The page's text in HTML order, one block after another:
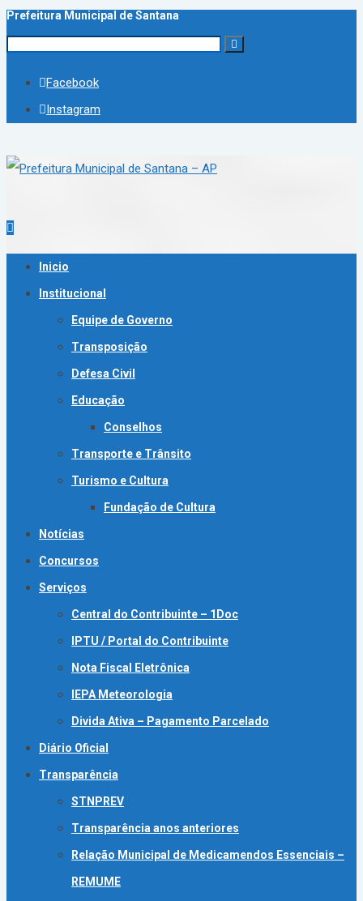
Prefeitura Municipal de Santana
Facebook
Instagram
Inicio
Institucional
Equipe de Governo
Transposição
Defesa Civil
Educação
Conselhos
Transporte e Trânsito
Turismo e Cultura
Fundação de Cultura
Notícias
Concursos
Serviços
Central do Contribuinte – 1Doc
IPTU / Portal do Contribuinte
Nota Fiscal Eletrônica
IEPA Meteorologia
Divida Ativa – Pagamento Parcelado
Diário Oficial
Transparência
STNPREV
Transparência anos anteriores
Relação Municipal de Medicamendos Essenciais –
REMUME